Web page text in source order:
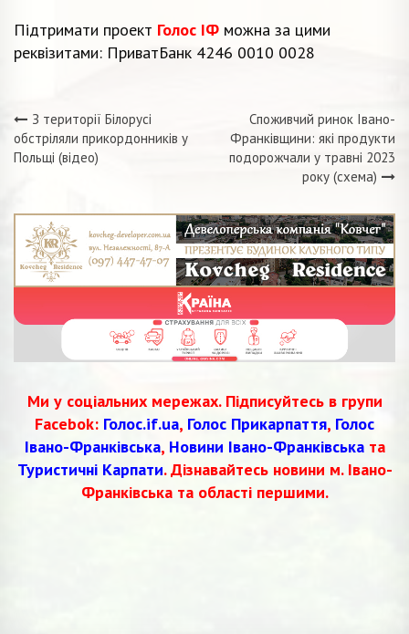
Підтримати проект Голос ІФ можна за цими
реквізитами: ПриватБанк 4246 0010 0028
Навігація
записів
З території Білорусі
обстріляли прикордонників у
Польщі (відео)
Споживчий ринок Івано-
Франківщини: які продукти
подорожчали у травні 2023
року (схема)
Ми у соціальних мережах. Підписуйтесь в групи
Facebok: Голос.if.ua, Голос Прикарпаття, Голос
Івано-Франківська, Новини Івано-Франківськата
Туристичні Карпати. Дізнавайтесь новини м. Івано-
Франківська та області першими.